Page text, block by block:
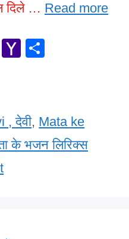
दिले … Read more
E
Y
o
M
, देवी, Mata ke
के भजन लिरिक्स